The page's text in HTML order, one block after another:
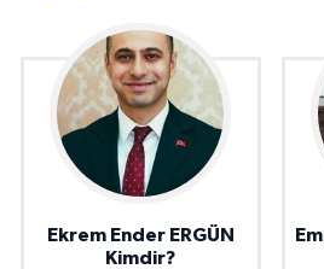
Ekrem Ender ERGÜN
Kimdir?